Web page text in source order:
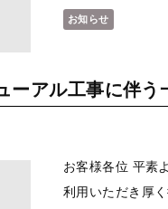
お知らせ
ーアル工事に伴う
お客様各位 平素
利用いただき厚